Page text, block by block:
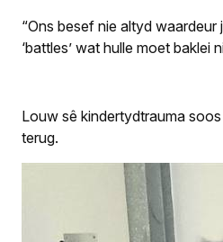
“Ons besef nie altyd waardeur
‘battles’ wat hulle moet baklei
Louw sê kindertydtrauma
terug.